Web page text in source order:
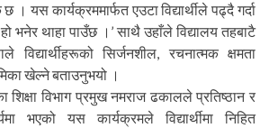
यस कार्यक्रममार्फत एउटा विद्यार्थीले पढ्दै गर्दा
भनेर थाहा पाउँछ ।’ साथै उहाँले विद्यालय तहबाटै
विद्यार्थीहरूको सिर्जनशील, रचनात्मक क्षमता
खेल्ने बताउनुभयो ।
शिक्षा विभाग प्रमुख नमराज ढकालले प्रतिष्ठान र
भएको यस कार्यक्रमले विद्यार्थीमा निहित